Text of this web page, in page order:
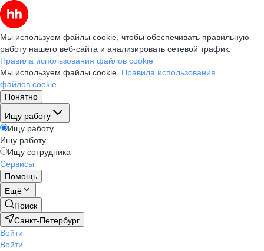
Мы используем файлы cookie, чтобы обеспечивать правильную
работу нашего веб-сайта и анализировать сетевой трафик.
Правила использования файлов cookie
Мы используем файлы cookie. Правила использования
файлов cookie
Понятно
Ищу работу
Ищу работу
Ищу работу
Ищу сотрудника
Сервисы
Помощь
Ещё
Поиск
Санкт-Петербург
Войти
Войти